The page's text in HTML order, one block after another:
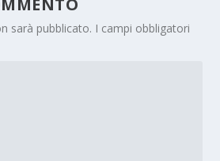
sarà pubblicato. I campi obbligatori